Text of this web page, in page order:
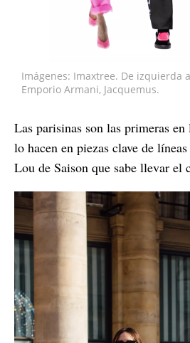
Imágenes: Imaxtree. De izquierda
Emporio Armani, Jacquemus.
Las parisinas son las primeras
lo hacen en piezas clave de
Lou de Saison que sabe llevar el